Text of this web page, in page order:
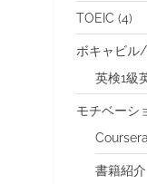
TOEIC (4)
ボキャビル
英検1級
モチベーシ
Coursera
書籍紹介